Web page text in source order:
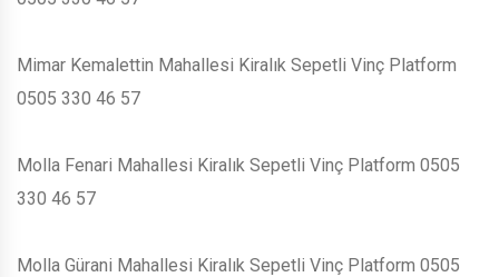
Mimar Kemalettin Mahallesi Kiralık Sepetli Vinç Platform
0505 330 46 57
Molla Fenari Mahallesi Kiralık Sepetli Vinç Platform 0505
330 46 57
Molla Gürani Mahallesi Kiralık Sepetli Vinç Platform 0505